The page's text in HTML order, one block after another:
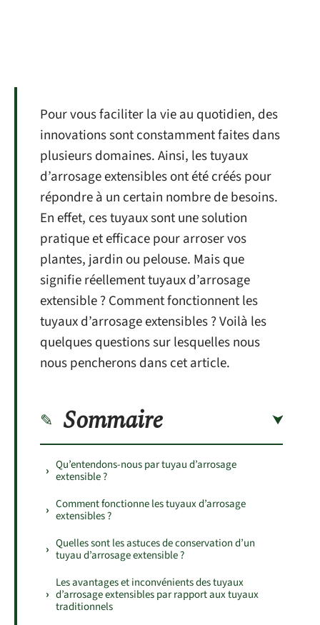
Pour vous faciliter la vie au quotidien, des
innovations sont constamment faites dans
plusieurs domaines. Ainsi, les tuyaux
d’arrosage extensibles ont été créés pour
répondre à un certain nombre de besoins.
En effet, ces tuyaux sont une solution
pratique et efficace pour arroser vos
plantes, jardin ou pelouse. Mais que
signifie réellement tuyaux d’arrosage
extensible ? Comment fonctionnent les
tuyaux d’arrosage extensibles ? Voilà les
quelques questions sur lesquelles nous
nous pencherons dans cet article.
Sommaire
Qu’entendons-nous par tuyau d’arrosage
extensible ?
Comment fonctionne les tuyaux d’arrosage
extensibles ?
Quelles sont les astuces de conservation d’un
tuyau d’arrosage extensible ?
Les avantages et inconvénients des tuyaux
d’arrosage extensibles par rapport aux tuyaux
traditionnels